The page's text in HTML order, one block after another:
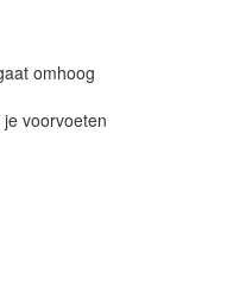
omhoog
voorvoeten